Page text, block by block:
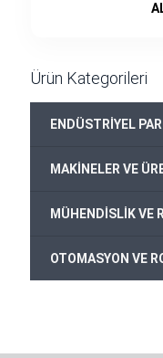
Ürün Kategorileri
ENDÜSTRİYEL
MAKİNELER VE
MÜHENDİSLİK VE
OTOMASYON VE